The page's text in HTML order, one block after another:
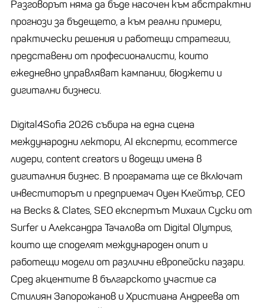
Разговорът няма да бъде насочен към абстрактни
прогнози за бъдещето, а към реални примери,
практически решения и работещи стратегии,
представени от професионалисти, които
ежедневно управляват кампании, бюджети и
дигитални бизнеси.
Digital4Sofia 2026 събира на една сцена
международни лектори, AI експерти, ecommerce
лидери, content creators и водещи имена в
дигиталния бизнес. В програмата ще се включат
инвеститорът и предприемач Оуен Клейтър, CEO
на Becks & Clates, SEO експертът Михаил Суски от
Surfer и Александра Тачалова от Digital Olympus,
които ще споделят международен опит и
работещи модели от различни европейски пазари.
Сред акцентите в българското участие са
Стилиян Запорожанов и Христиана Андреева от